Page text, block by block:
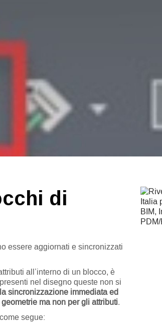
di
essere aggiornati e sincronizzati
all’interno di un blocco, è
nel disegno queste non si
la sincronizzazione immediata ed
ma non per gli attributi.
segue: